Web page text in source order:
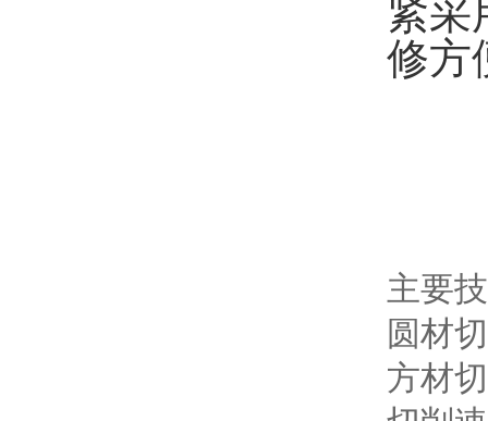
紧采
修方
主
圆
方材